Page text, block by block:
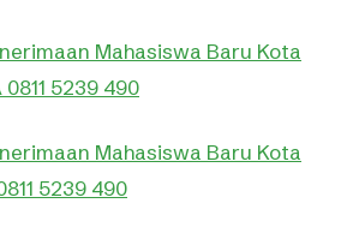
Mahasiswa Baru Kota
5239 490
Mahasiswa Baru Kota
5239 490